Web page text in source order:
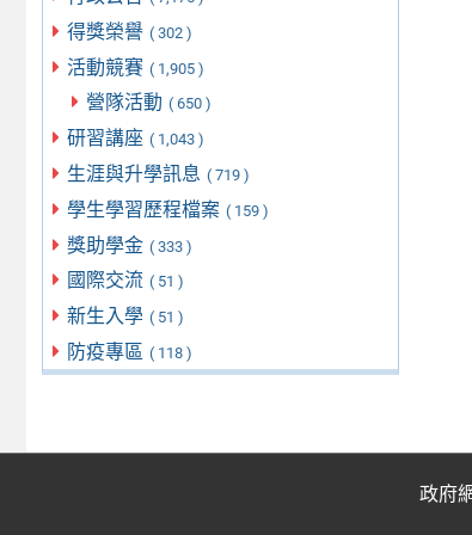
得獎榮譽 ( 302 )
活動競賽 ( 1,905 )
營隊活動 ( 650 )
研習講座 ( 1,043 )
生涯與升學訊息 ( 719 )
學生學習歷程檔案 ( 159 )
獎助學金 ( 333 )
國際交流 ( 51 )
新生入學 ( 51 )
防疫專區 ( 118 )
政府